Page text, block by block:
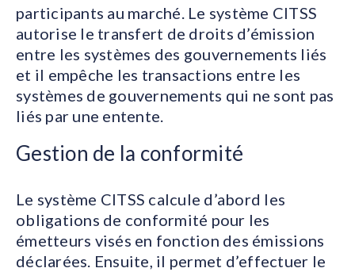
participants au marché. Le système CITSS
autorise le transfert de droits d’émission
entre les systèmes des gouvernements liés
et il empêche les transactions entre les
systèmes de gouvernements qui ne sont pas
liés par une entente.
Gestion de la conformité
Le système CITSS calcule d’abord les
obligations de conformité pour les
émetteurs visés en fonction des émissions
déclarées. Ensuite, il permet d’effectuer le